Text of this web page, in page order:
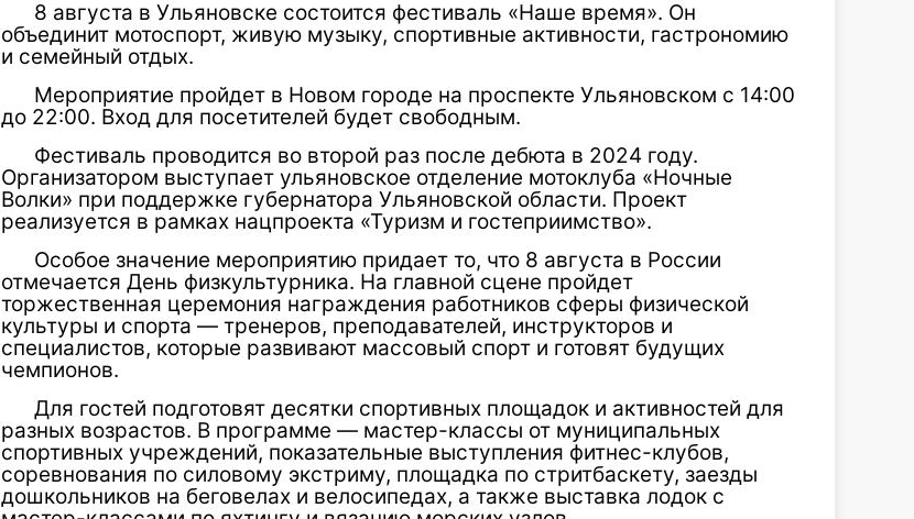
8 августа в Ульяновске состоится фестиваль «Наше время». Он
объединит мотоспорт, живую музыку, спортивные активности, гастрономию
и семейный отдых.
Мероприятие пройдет в Новом городе на проспекте Ульяновском с 14:00
до 22:00. Вход для посетителей будет свободным.
Фестиваль проводится во второй раз после дебюта в 2024 году.
Организатором выступает ульяновское отделение мотоклуба «Ночные
Волки» при поддержке губернатора Ульяновской области. Проект
реализуется в рамках нацпроекта «Туризм и гостеприимство».
Особое значение мероприятию придает то, что 8 августа в России
отмечается День физкультурника. На главной сцене пройдет
торжественная церемония награждения работников сферы физической
культуры и спорта — тренеров, преподавателей, инструкторов и
специалистов, которые развивают массовый спорт и готовят будущих
чемпионов.
Для гостей подготовят десятки спортивных площадок и активностей для
разных возрастов. В программе — мастер-классы от муниципальных
спортивных учреждений, показательные выступления фитнес-клубов,
соревнования по силовому экстриму, площадка по стритбаскету, заезды
дошкольников на беговелах и велосипедах, а также выставка лодок с